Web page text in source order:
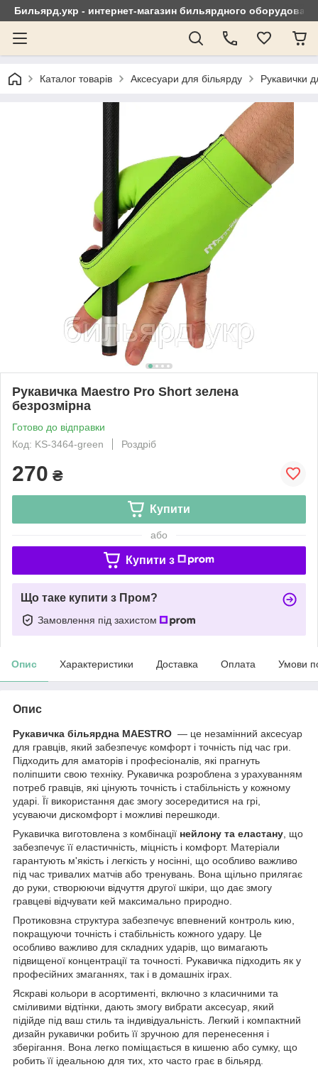
Бильярд.укр - интернет-магазин бильярдного
Каталог товарів Аксесуари для більярду Рукавички
Рукавичка Maestro Pro Short зелена
безрозмірна
Готово до відправки
Код: KS-3464-green
Роздріб
270 ₴
Купити
або
Купити з
Що таке купити з Пром?
Замовлення під захистом
Опис Характеристики Доставка Оплата Умови
Опис
Рукавичка більярдна MAESTRO — це незамінний аксесуар
для гравців, який забезпечує комфорт і точність під час гри.
Підходить для аматорів і професіоналів, які прагнуть
поліпшити свою техніку. Рукавичка розроблена з урахуванням
потреб гравців, які цінують точність і стабільність у кожному
ударі. Її використання дає змогу зосередитися на грі,
усуваючи дискомфорт і можливі перешкоди.
Рукавичка виготовлена з комбінації нейлону та еластану , що
забезпечує її еластичність, міцність і комфорт. Матеріали
гарантують м'якість і легкість у носінні, що особливо важливо
під час тривалих матчів або тренувань. Вона щільно прилягає
до руки, створюючи відчуття другої шкіри, що дає змогу
гравцеві відчувати кей максимально природно.
Протиковзна структура забезпечує впевнений контроль кию,
покращуючи точність і стабільність кожного удару. Це
особливо важливо для складних ударів, що вимагають
підвищеної концентрації та точності. Рукавичка підходить як у
професійних змаганнях, так і в домашніх іграх.
Яскраві кольори в асортименті, включно з класичними та
сміливими відтінки, дають змогу вибрати аксесуар, який
підійде під ваш стиль та індивідуальність. Легкий і компактний
дизайн рукавички робить її зручною для перенесення і
зберігання. Вона легко поміщається в кишеню або сумку, що
робить її ідеальною для тих, хто часто грає в більярд.